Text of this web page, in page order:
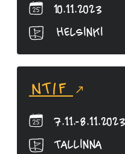
10.11.2023
Helsinki
NTIF
7.11.-8.11.2023
Tallinna